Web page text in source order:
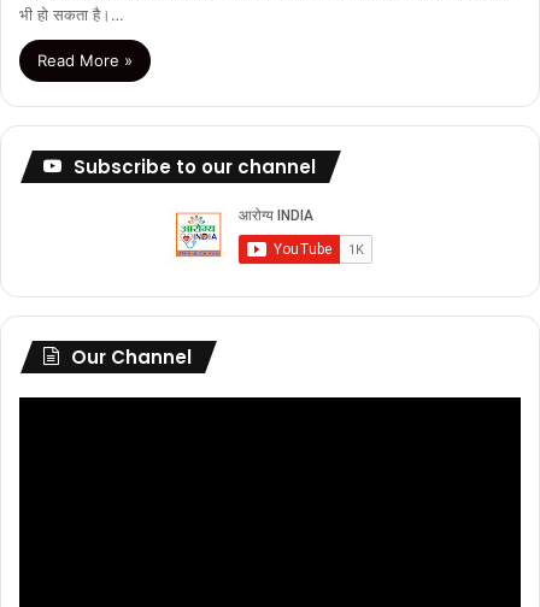
भी हो सकता है।…
Read More »
Subscribe to our channel
Our Channel